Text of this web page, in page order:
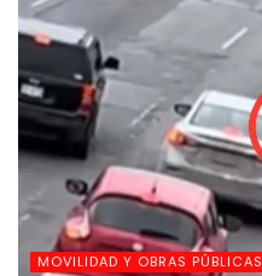
MOVILIDAD Y OBRAS PÚBLICAS